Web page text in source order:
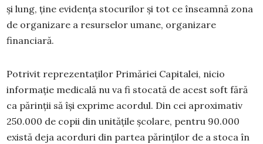
şi lung, ţine evidenţa stocurilor şi tot ce înseamnă zona
de organizare a resurselor umane, organizare
financiară.
Potrivit reprezentaților Primăriei Capitalei, nicio
informație medicală nu va fi stocată de acest soft fără
ca părinții să își exprime acordul. Din cei aproximativ
250.000 de copii din unitățile școlare, pentru 90.000
există deja acorduri din partea părinților de a stoca în